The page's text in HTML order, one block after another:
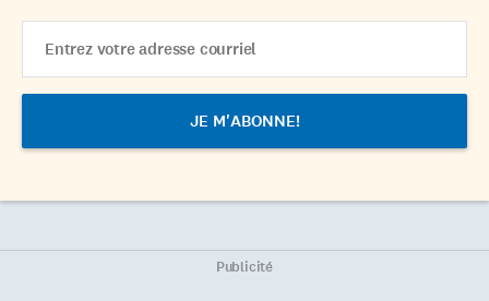
Address
Publicité